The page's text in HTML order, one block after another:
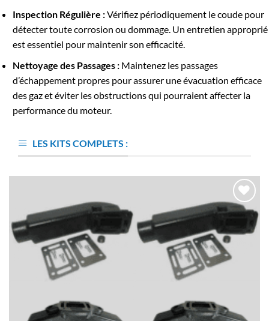
Inspection Régulière :Vérifiez périodiquement le coude pour
détecter toute corrosion ou dommage. Un entretien approprié
est essentiel pour maintenir son efficacité.
Nettoyage des Passages :Maintenez les passages
d’échappement propres pour assurer une évacuation efficace
des gaz et éviter les obstructions qui pourraient affecter la
performance du moteur.
LES KITS COMPLETS :
AJOUTER
À LA
LISTE
D’ENVIES